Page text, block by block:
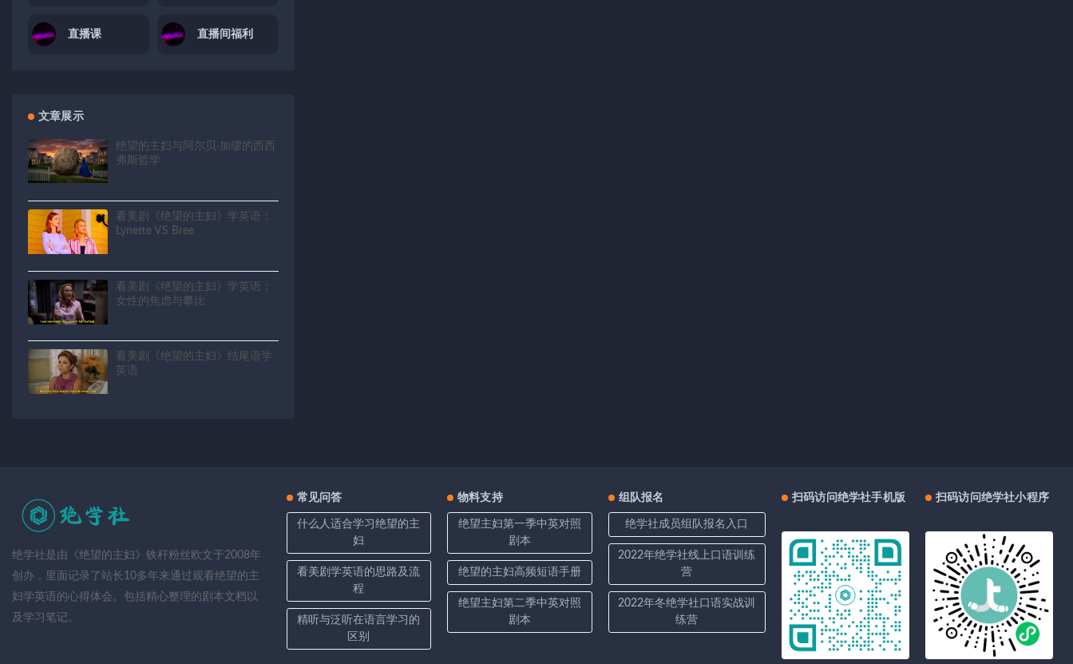
直播课 直播间福利
文章展示
绝望的主妇与阿尔贝·加缪的西西
弗斯哲学
看美剧《绝望的主妇》学英语：
Lynette VS Bree
看美剧《绝望的主妇》学英语：
女性的焦虑与攀比
看美剧《绝望的主妇》结尾语学
英语
绝学社是由《绝望的主妇》铁杆粉丝欧文于2008年
创办，里面记录了站长10多年来通过观看绝望的主
妇学英语的心得体会。包括精心整理的剧本文档以
及学习笔记。
常见问答
什么人适合学习绝望的主
妇
看美剧学英语的思路及流
程
精听与泛听在语言学习的
区别
物料支持
绝望主妇第一季中英对照
剧本
绝望的主妇高频短语手册
绝望主妇第二季中英对照
剧本
组队报名
绝学社成员组队报名入口
2022年绝学社线上口语训练
营
2022年冬绝学社口语实战训
练营
扫码访问绝学社手机版 扫码访问绝学社小程序